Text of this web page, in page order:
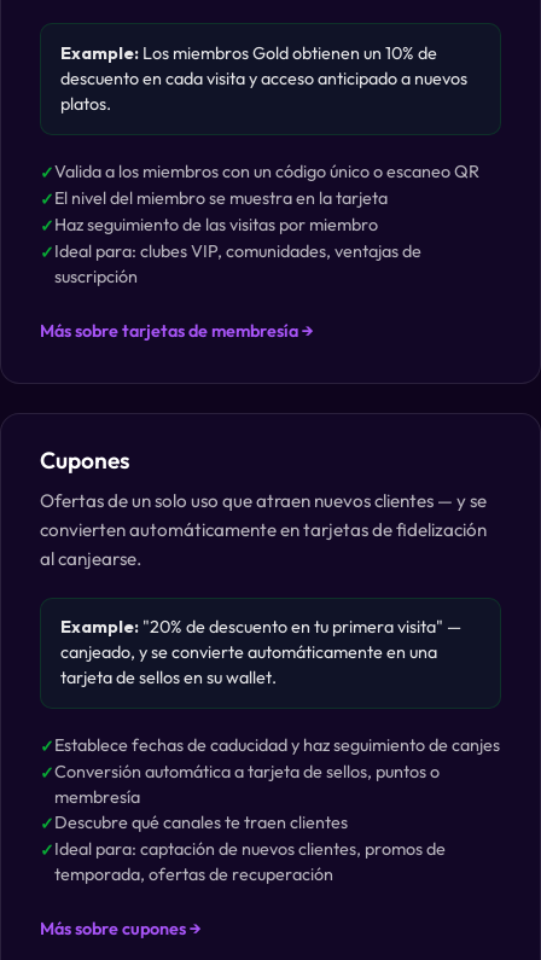
Example: Los miembros Gold obtienen un 10% de
descuento en cada visita y acceso anticipado a nuevos
platos.
Valida a los miembros con un código único o escaneo QR
El nivel del miembro se muestra en la tarjeta
Haz seguimiento de las visitas por miembro
Ideal para: clubes VIP, comunidades, ventajas de
suscripción
Más sobre tarjetas de membresía →
Cupones
Ofertas de un solo uso que atraen nuevos clientes — y se
convierten automáticamente en tarjetas de fidelización
al canjearse.
Example: "20% de descuento en tu primera visita" —
canjeado, y se convierte automáticamente en una
tarjeta de sellos en su wallet.
Establece fechas de caducidad y haz seguimiento de canjes
Conversión automática a tarjeta de sellos, puntos o
membresía
Descubre qué canales te traen clientes
Ideal para: captación de nuevos clientes, promos de
temporada, ofertas de recuperación
Más sobre cupones →